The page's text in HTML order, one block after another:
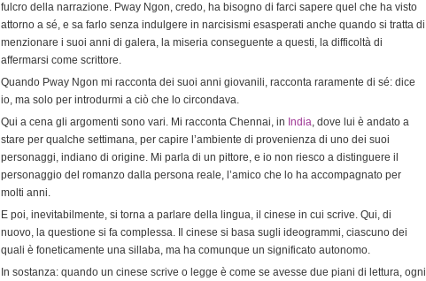
fulcro della narrazione. Pway Ngon, credo, ha bisogno di farci sapere quel che ha visto
attorno a sé, e sa farlo senza indulgere in narcisismi esasperati anche quando si tratta di
menzionare i suoi anni di galera, la miseria conseguente a questi, la difficoltà di
affermarsi come scrittore.
Quando Pway Ngon mi racconta dei suoi anni giovanili, racconta raramente di sé: dice
io, ma solo per introdurmi a ciò che lo circondava.
Qui a cena gli argomenti sono vari. Mi racconta Chennai, in India, dove lui è andato a
stare per qualche settimana, per capire l’ambiente di provenienza di uno dei suoi
personaggi, indiano di origine. Mi parla di un pittore, e io non riesco a distinguere il
personaggio del romanzo dalla persona reale, l’amico che lo ha accompagnato per
molti anni.
E poi, inevitabilmente, si torna a parlare della lingua, il cinese in cui scrive. Qui, di
nuovo, la questione si fa complessa. Il cinese si basa sugli ideogrammi, ciascuno dei
quali è foneticamente una sillaba, ma ha comunque un significato autonomo.
In sostanza: quando un cinese scrive o legge è come se avesse due piani di lettura, ogni